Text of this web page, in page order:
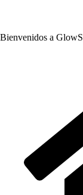
Bienvenidos a